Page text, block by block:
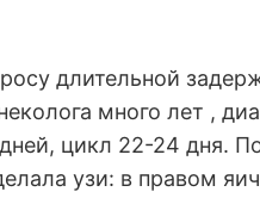
длительной
много лет ,
цикл 22-24 дня.
узи: в правом